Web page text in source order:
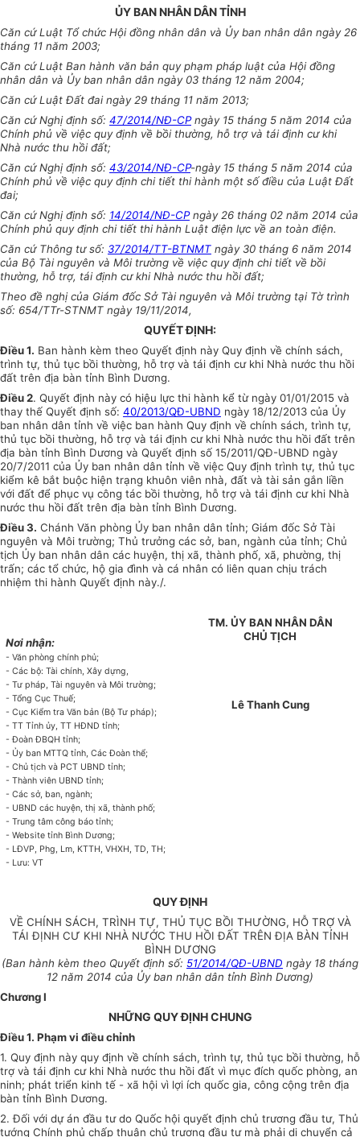
ỦY BAN NHÂN DÂN TỈNH
Căn cứ Luật Tổ chức Hội đồng nhân dân và Ủy ban nhân dân ngày 26
tháng 11 năm 2003;
Căn cứ Luật Ban hành văn bản quy phạm pháp luật của Hội đồng
nhân dân và Ủy ban nhân dân ngày 03 tháng 12 năm 2004;
Căn cứ Luật Đất đai ngày 29 tháng 11 năm 2013;
Căn cứ Nghị định số: 47/2014/NĐ-CPngày 15 tháng 5 năm 2014 của
Chính phủ về việc quy định về bồi thường, hỗ trợ và tái định cư khi
Nhà nước thu hồi đất;
Căn cứ Nghị định số: 43/2014/NĐ-CP-ngày 15 tháng 5 năm 2014 của
Chính phủ về việc quy định chi tiết thi hành một số điều của Luật Đất
đai;
Căn cứ Nghị định số: 14/2014/NĐ-CP ngày26 tháng 02 năm 2014 của
Chính phủ quy định chi tiết thi hành Luật điện lực về an toàn điện.
Căn cứ Thông tư số: 37/2014/TT-BTNMT ngày30 tháng 6 năm 2014
của Bộ Tài nguyên và Môi trường về việc quy định chi tiết về bồi
thường, hỗ trợ, tái định cư khi Nhà nước thu hồi đất;
Theo đề nghị của Giám đốc Sở Tài nguyên và Môi trường tại Tờ trình
số: 654/TTr-STNMT ngày 19/11/2014,
QUYẾT ĐỊNH:
Điều 1. Ban hành kèm theo Quyết định này Quy định về chính sách,
trình tự, thủ tục bồi thường, hỗ trợ và tái định cư khi Nhà nước thu hồi
đất trên địa bàn tỉnh Bình Dương.
Điều 2. Quyết định này có hiệu lực thi hành kể từ ngày 01/01/2015 và
thay thế Quyết định số: 40/2013/QĐ-UBND ngày 18/12/2013 của Ủy
ban nhân dân tỉnh về việc ban hành Quy định về chính sách, trình tự,
thủ tục bồi thường, hỗ trợ và tái định cư khi Nhà nước thu hồi đất trên
địa bàn tỉnh Bình Dương và Quyết định số 15/2011/QĐ-UBND ngày
20/7/2011 của Ủy ban nhân dân tỉnh về việc Quy định trình tự, thủ tục
kiểm kê bắt buộc hiện trạng khuôn viên nhà, đất và tài sản gắn liền
với đất để phục vụ công tác bồi thường, hỗ trợ và tái định cư khi Nhà
nước thu hồi đất trên địa bàn tỉnh Bình Dương.
Điều 3. Chánh Văn phòng Ủy ban nhân dân tỉnh; Giám đốc Sở Tài
nguyên và Môi trường; Thủ trưởng các sở, ban, ngành của tỉnh; Chủ
tịch Ủy ban nhân dân các huyện, thị xã, thành phố, xã, phường, thị
trấn; các tổ chức, hộ gia đình và cá nhân có liên quan chịu trách
nhiệm thi hành Quyết định này./.
Nơi nhận:
- Văn phòng chính phủ;
- Các bộ: Tài chính, Xây dựng,
- Tư pháp, Tài nguyên và Môi trường;
- Tổng Cục Thuế;
- Cục Kiểm tra Văn bản (Bộ Tư pháp);
- TT Tỉnh ủy, TT HĐND tỉnh;
- Đoàn ĐBQH tỉnh;
- Ủy ban MTTQ tỉnh, Các Đoàn thể;
- Chủ tịch và PCT UBND tỉnh;
- Thành viên UBND tỉnh;
- Các sở, ban, ngành;
- UBND các huyện, thị xã, thành phố;
- Trung tâm công báo tỉnh;
- Website tỉnh Bình Dương;
- LĐVP, Phg, Lm, KTTH, VHXH, TD, TH;
- Lưu: VT
TM. ỦY BAN NHÂN DÂN
CHỦ TỊCH
Lê Thanh Cung
QUY ĐỊNH
VỀ CHÍNH SÁCH, TRÌNH TỰ, THỦ TỤC BỒI THƯỜNG, HỖ TRỢ VÀ
TÁI ĐỊNH CƯ KHI NHÀ NƯỚC THU HỒI ĐẤT TRÊN ĐỊA BÀN TỈNH
BÌNH DƯƠNG
(Ban hành kèm theo Quyết định số: 51/2014/QĐ-UBND ngày 18 tháng
12 năm 2014 của Ủy ban nhân dân tỉnh Bình Dương)
Chương I
NHỮNG QUY ĐỊNH CHUNG
Điều 1. Phạm vi điều chỉnh
1. Quy định này quy định về chính sách, trình tự, thủ tục bồi thường, hỗ
trợ và tái định cư khi Nhà nước thu hồi đất vì mục đích quốc phòng, an
ninh; phát triển kinh tế - xã hội vì lợi ích quốc gia, công cộng trên địa
bàn tỉnh Bình Dương.
2. Đối với dự án đầu tư do Quốc hội quyết định chủ trương đầu tư, Thủ
tướng Chính phủ chấp thuận chủ trương đầu tư mà phải di chuyển cả